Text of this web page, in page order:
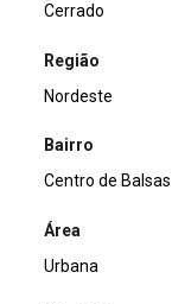
Cerrado
Região
Nordeste
Bairro
Centro de Balsas
Área
Urbana